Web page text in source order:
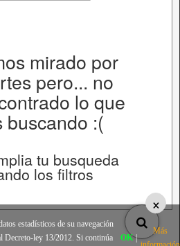
mirado por
pero... no
lo que
buscando :(
tu busqueda
los filtros
×
estadísticos de su navegación
Decreto-ley 13/2012. Si continúa
OK |
Más